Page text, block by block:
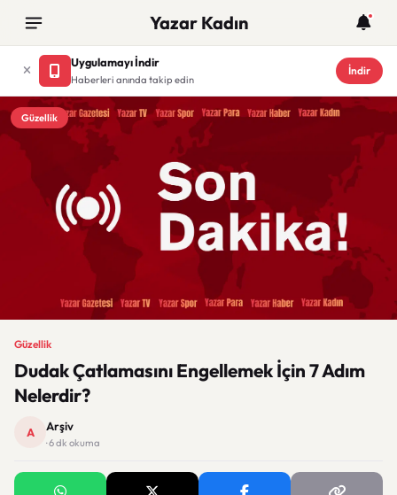
Yazar Kadın
Uygulamayı İndir
Haberleri anında takip edin
İndir
Güzellik
Güzellik
Dudak Çatlamasını Engellemek İçin 7 Adım
Nelerdir?
A Arşiv
· 6 dk okuma